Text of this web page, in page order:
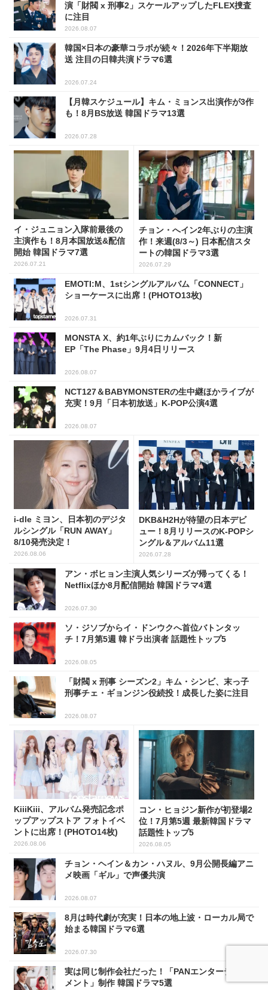
演「財閥 x 刑事2」スケールアップしたFLEX捜査
に注目
2026.08.07
韓国×日本の豪華コラボが続々！2026年下半期放
送 注目の日韓共演ドラマ6選
2026.07.24
【月韓スケジュール】キム・ミョンス出演作が3作
も！8月BS放送 韓国ドラマ13選
2026.07.28
イ・ジュニョン入隊前最後の
主演作も！8月本国放送&配信
開始 韓国ドラマ7選
2026.07.21
チョン・へイン2年ぶりの主演
作！来週(8/3～) 日本配信スタ
ートの韓国ドラマ3選
2026.07.29
EMOTI:M、1stシングルアルバム「CONNECT」
ショーケースに出席！(PHOTO13枚)
2026.07.31
MONSTA X、約1年ぶりにカムバック！新
EP「The Phase」9月4日リリース
2026.08.07
NCT127＆BABYMONSTERの生中継ほかライブが
充実！9月「日本初放送」K-POP公演4選
2026.08.07
i-dle ミヨン、日本初のデジタ
ルシングル「RUN AWAY」
8/10発売決定！
2026.08.06
DKB&H2Hが待望の日本デビ
ュー！8月リリースのK-POPシ
ングル＆アルバム11選
2026.07.28
アン・ボヒョン主演人気シリーズが帰ってくる！
Netflixほか8月配信開始 韓国ドラマ4選
2026.07.30
ソ・ジソブからイ・ドンウクへ首位バトンタッ
チ！7月第5週 韓ドラ出演者 話題性トップ5
2026.08.05
「財閥 x 刑事 シーズン2」キム・シンビ、末っ子
刑事チェ・ギョンジン役続投！成長した姿に注目
2026.08.07
KiiiKiii、アルバム発売記念ポ
ップアップストア フォトイベ
ントに出席！(PHOTO14枚)
2026.08.06
コン・ヒョジン新作が初登場2
位！7月第5週 最新韓国ドラマ
話題性トップ5
2026.08.05
チョン・ヘイン＆カン・ハヌル、9月公開長編アニ
メ映画「ギル」で声優共演
2026.08.07
8月は時代劇が充実！日本の地上波・ローカル局で
始まる韓国ドラマ6選
2026.07.30
実は同じ制作会社だった！「PANエンターテイン
メント」制作 韓国ドラマ5選